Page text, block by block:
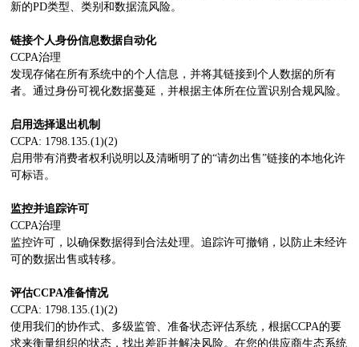
新的PD类型、类别和数据流风险。
链接个人身份信息数据自动化
CCPA治理
发现存储在所有系统中的个人信息，并将其链接到个人数据的所有
者。通过身份可视化数据蔓延，并根据主体所在位置识别合规风险。
启用选择退出机制
CCPA: 1798.135.(1)(2)
启用带有消费者权利说明以及清晰明了的“请勿出售”链接的本地化许
可标语。
监控并追踪许可
CCPA治理
监控许可，以确保数据得到合法处理。追踪许可撤销，以防止未经许
可的数据出售或转移。
评估CCPA准备情况
CCPA: 1798.135.(1)(2)
使用我们的协作式、多级监管、准备状态评估系统，根据CCPA的要
求来衡量组织的状态，找出差距并解决风险。在您的供应商生态系统